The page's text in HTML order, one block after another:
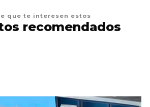
que te interesen estos
recomendados